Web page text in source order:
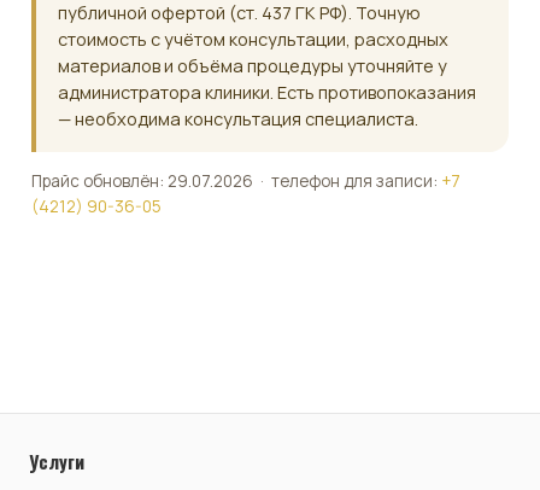
публичной офертой (ст. 437 ГК РФ). Точную
стоимость с учётом консультации, расходных
материалов и объёма процедуры уточняйте у
администратора клиники. Есть противопоказания
— необходима консультация специалиста.
Прайс обновлён: 29.07.2026 · телефон для записи: +7
(4212) 90-36-05
Услуги